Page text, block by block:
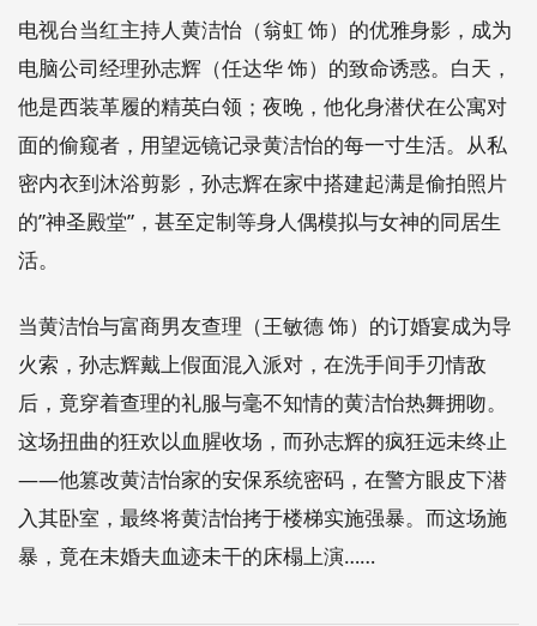
电视台当红主持人黄洁怡（翁虹 饰）的优雅身影，成为
电脑公司经理孙志辉（任达华 饰）的致命诱惑。白天，
他是西装革履的精英白领；夜晚，他化身潜伏在公寓对
面的偷窥者，用望远镜记录黄洁怡的每一寸生活。从私
密内衣到沐浴剪影，孙志辉在家中搭建起满是偷拍照片
的”神圣殿堂”，甚至定制等身人偶模拟与女神的同居生
活。
当黄洁怡与富商男友查理（王敏德 饰）的订婚宴成为导
火索，孙志辉戴上假面混入派对，在洗手间手刃情敌
后，竟穿着查理的礼服与毫不知情的黄洁怡热舞拥吻。
这场扭曲的狂欢以血腥收场，而孙志辉的疯狂远未终止
——他篡改黄洁怡家的安保系统密码，在警方眼皮下潜
入其卧室，最终将黄洁怡拷于楼梯实施强暴。而这场施
暴，竟在未婚夫血迹未干的床榻上演……